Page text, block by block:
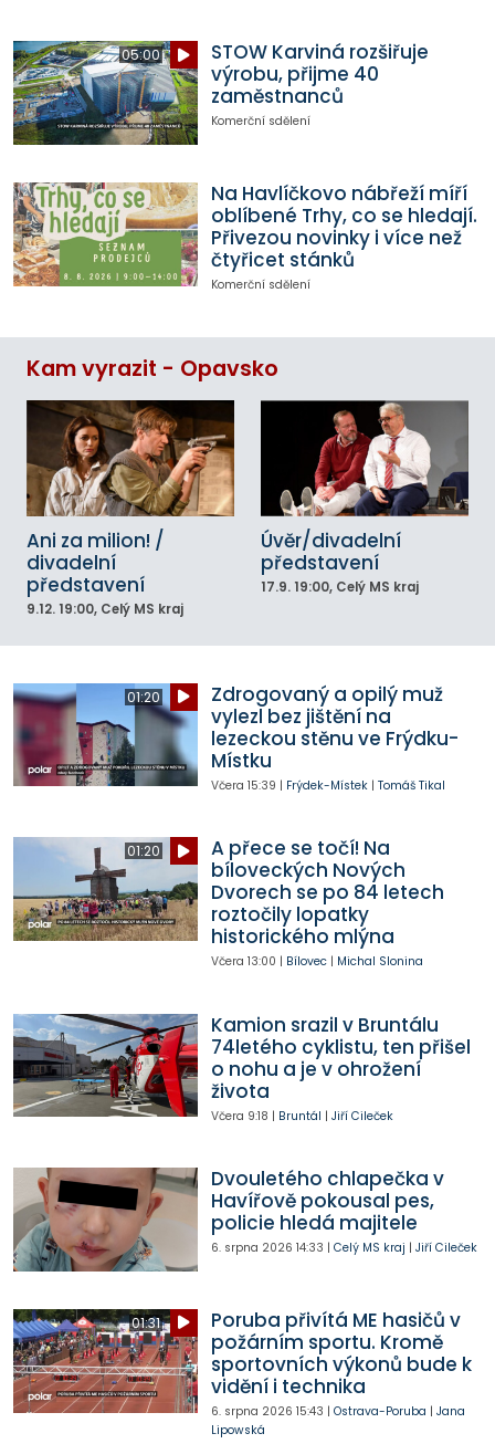
05:00
STOW Karviná rozšiřuje
výrobu, přijme 40
zaměstnanců
Komerční sdělení
Na Havlíčkovo nábřeží míří
oblíbené Trhy, co se hledají.
Přivezou novinky i více než
čtyřicet stánků
Komerční sdělení
Kam vyrazit - Opavsko
Ani za milion! /
divadelní
představení
9.12. 19:00, Celý MS kraj
Úvěr/divadelní
představení
17.9. 19:00, Celý MS kraj
01:20
Zdrogovaný a opilý muž
vylezl bez jištění na
lezeckou stěnu ve Frýdku-
Místku
Včera 15:39 | Frýdek-Místek| Tomáš Tikal
01:20
A přece se točí! Na
bíloveckých Nových
Dvorech se po 84 letech
roztočily lopatky
historického mlýna
Včera 13:00 | Bílovec| Michal Slonina
Kamion srazil v Bruntálu
74letého cyklistu, ten přišel
o nohu a je v ohrožení
života
Včera 9:18 | Bruntál | Jiří Cileček
Dvouletého chlapečka v
Havířově pokousal pes,
policie hledá majitele
6. srpna 2026 14:33 | Celý MS kraj | Jiří Cileček
01:31
Poruba přivítá ME hasičů v
požárním sportu. Kromě
sportovních výkonů bude k
vidění i technika
6. srpna 2026 15:43 | Ostrava-Poruba | Jana
Lipowská